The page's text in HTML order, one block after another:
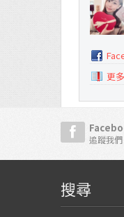
更
追蹤我們
搜尋